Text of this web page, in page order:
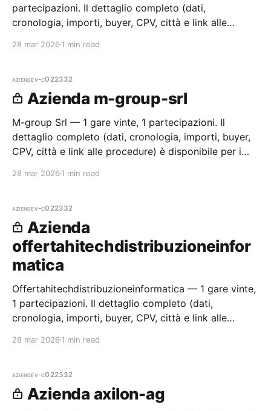
partecipazioni. Il dettaglio completo (dati,
cronologia, importi, buyer, CPV, città e link alle
28 mar 2026 1 min read
aziendev-c022332
Azienda m-group-srl
M-group Srl — 1 gare vinte, 1 partecipazioni. Il
dettaglio completo (dati, cronologia, importi, buyer,
CPV, città e link alle procedure) è disponibile per i
28 mar 2026 1 min read
aziendev-c022332
Azienda
offertahitechdistribuzioneinfor
matica
Offertahitechdistribuzioneinformatica — 1 gare vinte,
1 partecipazioni. Il dettaglio completo (dati,
cronologia, importi, buyer, CPV, città e link alle
28 mar 2026 1 min read
aziendev-c022332
Azienda axilon-ag